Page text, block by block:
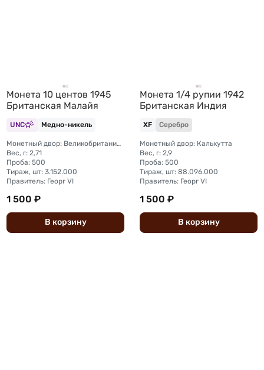
Монета 10 центов 1945
Британская Малайя
UNC Медно-никель
Монетный двор: Великобритания, Лондон
Вес, г: 2,71
Проба: 500
Тираж, шт: 3.152.000
Правитель: Георг VI
1 500 ₽
В корзину
Монета 1/4 рупии 1942
Британская Индия
XF Серебро
Монетный двор: Калькутта
Вес, г: 2,9
Проба: 500
Тираж, шт: 88.096.000
Правитель: Георг VI
1 500 ₽
В корзину